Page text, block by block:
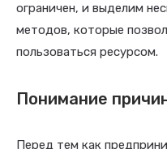
ограничен, и выделим
методов, которые
пользоваться ресурсом.
Понимание
Перед тем как